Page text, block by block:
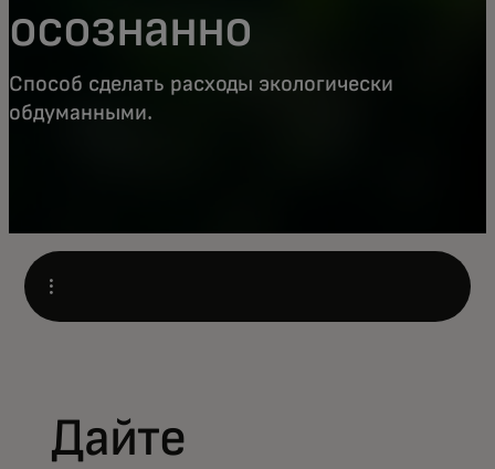
осознанно
Способ сделать расходы экологически
обдуманными.
Open
Дайте